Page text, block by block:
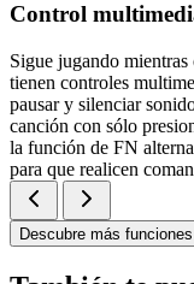
Control
Sigue jugando
tienen controles
pausar y silenciar
canción con sólo
la función de FN
para que realicen
Descubre más funciones